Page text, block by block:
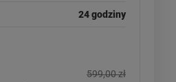
24 godziny
599,00 zł